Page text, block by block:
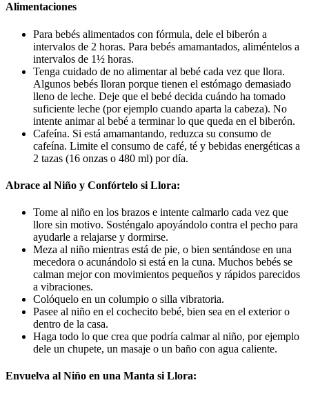
Alimentaciones
Para bebés alimentados con fórmula, dele el biberón a
intervalos de 2 horas. Para bebés amamantados, aliméntelos a
intervalos de 1½ horas.
Tenga cuidado de no alimentar al bebé cada vez que llora.
Algunos bebés lloran porque tienen el estómago demasiado
lleno de leche. Deje que el bebé decida cuándo ha tomado
suficiente leche (por ejemplo cuando aparta la cabeza). No
intente animar al bebé a terminar lo que queda en el biberón.
Cafeína. Si está amamantando, reduzca su consumo de
cafeína. Limite el consumo de café, té y bebidas energéticas a
2 tazas (16 onzas o 480 ml) por día.
Abrace al Niño y Confórtelo si Llora:
Tome al niño en los brazos e intente calmarlo cada vez que
llore sin motivo. Sosténgalo apoyándolo contra el pecho para
ayudarle a relajarse y dormirse.
Meza al niño mientras está de pie, o bien sentándose en una
mecedora o acunándolo si está en la cuna. Muchos bebés se
calman mejor con movimientos pequeños y rápidos parecidos
a vibraciones.
Colóquelo en un columpio o silla vibratoria.
Pasee al niño en el cochecito bebé, bien sea en el exterior o
dentro de la casa.
Haga todo lo que crea que podría calmar al niño, por ejemplo
dele un chupete, un masaje o un baño con agua caliente.
Envuelva al Niño en una Manta si Llora: